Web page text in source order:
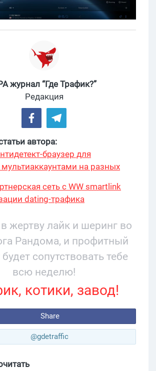
журнал “Где Трафик?”
Редакция
автора:
браузер для
на разных
сеть с WW smartlink
dating-трафика
жертву лайк и шеринг во
Рандома, и профитный
сопутствовать тебе
всю неделю!
котики, завод!
Share
@gdetraffic